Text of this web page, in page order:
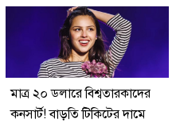
মাত্র ২০ ডলারে বিশ্বতারকাদের
কনসার্ট! বাড়তি টিকিটের দামে